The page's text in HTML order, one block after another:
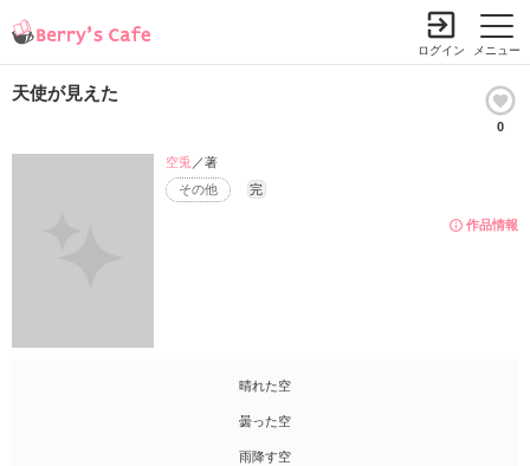
メニュー
ログイン
天使が見えた
0
作品情報
その他 完
空兎 ／著
晴れた空
曇った空
雨降す空